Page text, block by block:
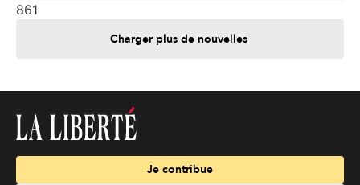
861
Charger plus de nouvelles
Je contribue